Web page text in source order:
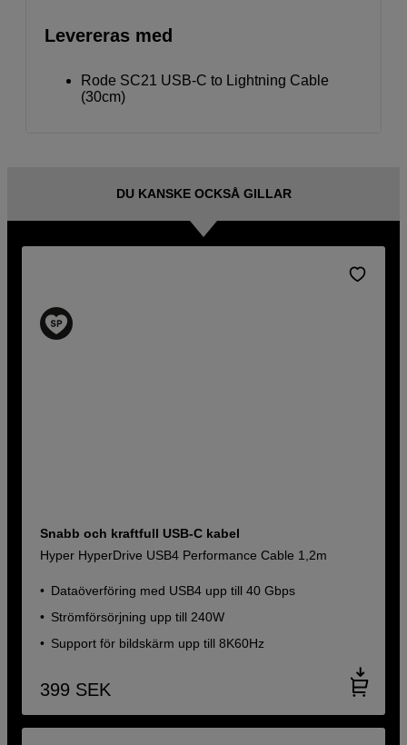
Levereras med
Rode SC21 USB-C to Lightning Cable
(30cm)
DU KANSKE OCKSÅ GILLAR
Snabb och kraftfull USB-C kabel
Hyper HyperDrive USB4 Performance Cable 1,2m
Dataöverföring med USB4 upp till 40 Gbps
Strömförsörjning upp till 240W
Support för bildskärm upp till 8K60Hz
399 SEK